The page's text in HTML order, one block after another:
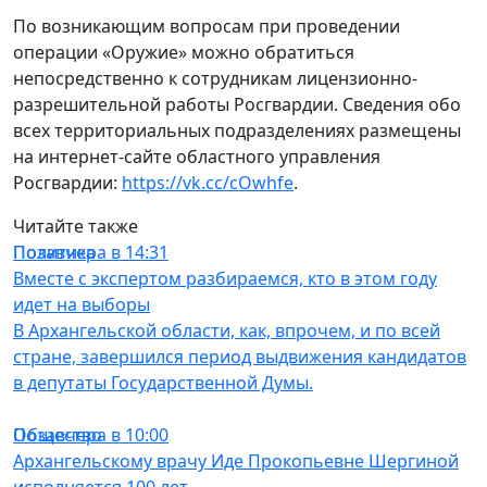
По возникающим вопросам при проведении
операции «Оружие» можно обратиться
непосредственно к сотрудникам лицензионно-
разрешительной работы Росгвардии. Сведения обо
всех территориальных подразделениях размещены
на интернет-сайте областного управления
Росгвардии: https://vk.cc/cOwhfe.
Читайте также
Политика
Позавчера в 14:31
Вместе с экспертом разбираемся, кто в этом году
идет на выборы
В Архангельской области, как, впрочем, и по всей
стране, завершился период выдвижения кандидатов
в депутаты Государственной Думы.
Общество
Позавчера в 10:00
Архангельскому врачу Иде Прокопьевне Шергиной